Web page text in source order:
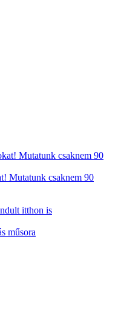
Mutatunk csaknem 90
itthon is
műsora